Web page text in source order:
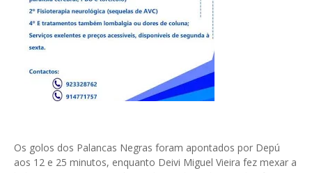
Os golos dos Palancas Negras foram apontados por Depú
aos 12 e 25 minutos, enquanto Deivi Miguel Vieira fez mexar a